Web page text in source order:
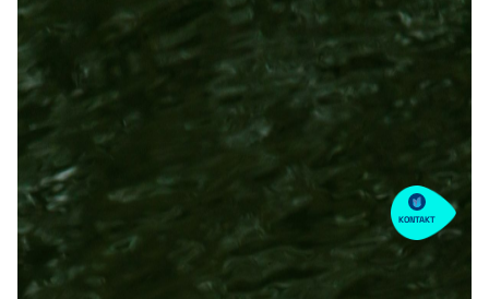
KONTAKT